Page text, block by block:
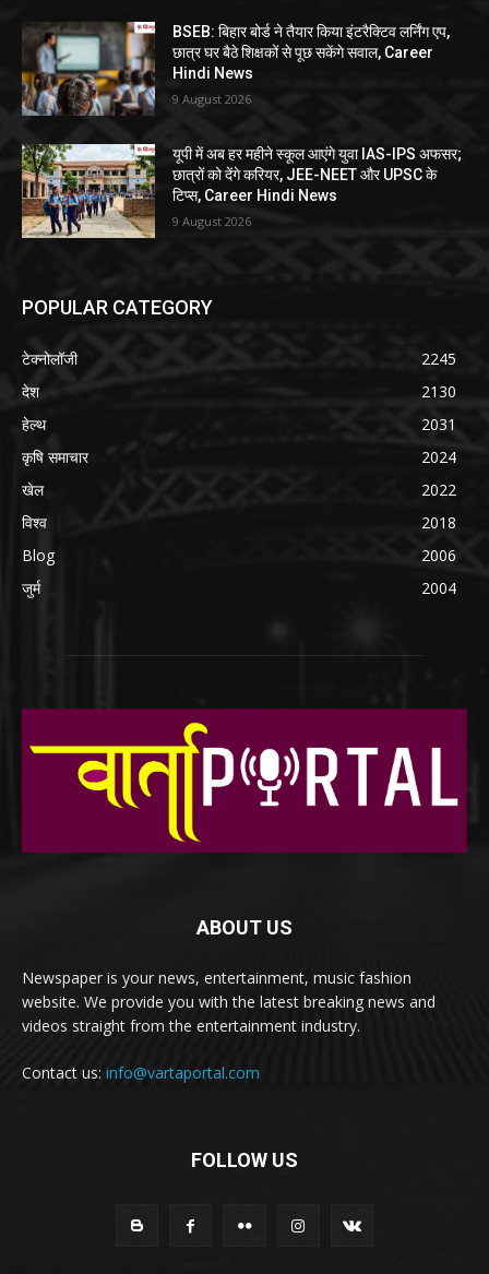
BSEB: बिहार बोर्ड ने तैयार किया इंटरैक्टिव लर्निंग एप,
छात्र घर बैठे शिक्षकों से पूछ सकेंगे सवाल, Career
Hindi News
9 August 2026
यूपी में अब हर महीने स्कूल आएंगे युवा IAS-IPS अफसर;
छात्रों को देंगे करियर, JEE-NEET और UPSC के
टिप्स, Career Hindi News
9 August 2026
POPULAR CATEGORY
टेक्नोलॉजी
2245
देश
2130
हेल्थ
2031
कृषि समाचार
2024
खेल
2022
विश्व
2018
Blog
2006
जुर्म
2004
ABOUT US
Newspaper is your news, entertainment, music fashion
website. We provide you with the latest breaking news and
videos straight from the entertainment industry.
Contact us: info@vartaportal.com
FOLLOW US